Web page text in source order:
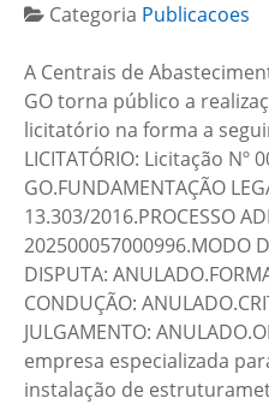
Categoria Publicacoes
A Centrais de
GO torna público a
licitatório na forma a
LICITATÓRIO: Licitação Nº
GO.FUNDAMENTAÇÃO
13.303/2016.PROCESSO
202500057000996.MODO
DISPUTA:
CONDUÇÃO:
JULGAMENTO:
empresa especializada
instalação de